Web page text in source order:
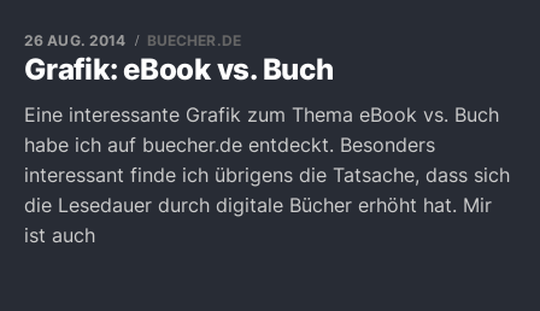
Grafik: eBook vs. Buch
26 AUG. 2014 BUECHER.DE
Eine interessante Grafik zum Thema eBook vs. Buch
habe ich auf buecher.de entdeckt. Besonders
interessant finde ich übrigens die Tatsache, dass sich
die Lesedauer durch digitale Bücher erhöht hat. Mir
ist auch